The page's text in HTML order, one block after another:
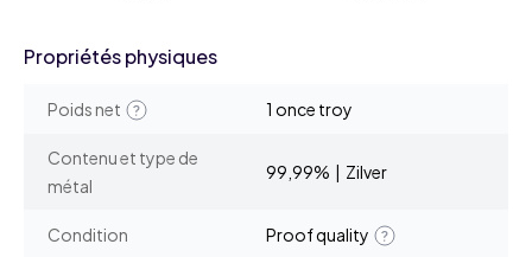
Propriétés physiques
Poids net 1 once troy
Contenu et type de
métal
99,99% | Zilver
Condition Proof quality